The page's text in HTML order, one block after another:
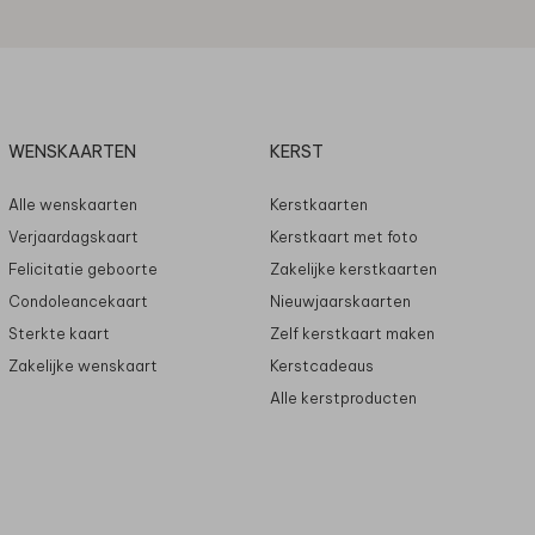
WENSKAARTEN
Alle wenskaarten
Verjaardagskaart
Felicitatie geboorte
Condoleancekaart
Sterkte kaart
Zakelijke wenskaart
KERST
Kerstkaarten
Kerstkaart met foto
Zakelijke kerstkaarten
Nieuwjaarskaarten
Zelf kerstkaart maken
Kerstcadeaus
Alle kerstproducten